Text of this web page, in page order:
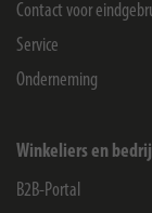
Contact voor
Service
Onderneming
Winkeliers en
B2B-Portal